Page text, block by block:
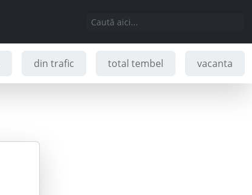
din trafic total tembel vacanta